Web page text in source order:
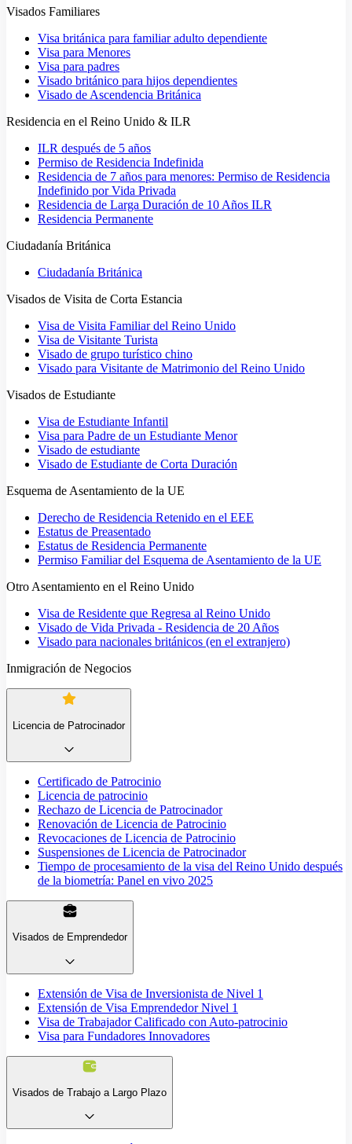
Visados Familiares
Visa británica para familiar adulto dependiente
Visa para Menores
Visa para padres
Visado británico para hijos dependientes
Visado de Ascendencia Británica
Residencia en el Reino Unido & ILR
ILR después de 5 años
Permiso de Residencia Indefinida
Residencia de 7 años para menores: Permiso de Residencia
Indefinido por Vida Privada
Residencia de Larga Duración de 10 Años ILR
Residencia Permanente
Ciudadanía Británica
Ciudadanía Británica
Visados de Visita de Corta Estancia
Visa de Visita Familiar del Reino Unido
Visa de Visitante Turista
Visado de grupo turístico chino
Visado para Visitante de Matrimonio del Reino Unido
Visados de Estudiante
Visa de Estudiante Infantil
Visa para Padre de un Estudiante Menor
Visado de estudiante
Visado de Estudiante de Corta Duración
Esquema de Asentamiento de la UE
Derecho de Residencia Retenido en el EEE
Estatus de Preasentado
Estatus de Residencia Permanente
Permiso Familiar del Esquema de Asentamiento de la UE
Otro Asentamiento en el Reino Unido
Visa de Residente que Regresa al Reino Unido
Visado de Vida Privada - Residencia de 20 Años
Visado para nacionales británicos (en el extranjero)
Inmigración de Negocios
Licencia de Patrocinador
Certificado de Patrocinio
Licencia de patrocinio
Rechazo de Licencia de Patrocinador
Renovación de Licencia de Patrocinio
Revocaciones de Licencia de Patrocinio
Suspensiones de Licencia de Patrocinador
Tiempo de procesamiento de la visa del Reino Unido después
de la biometría: Panel en vivo 2025
Visados de Emprendedor
Extensión de Visa de Inversionista de Nivel 1
Extensión de Visa Emprendedor Nivel 1
Visa de Trabajador Calificado con Auto-patrocinio
Visa para Fundadores Innovadores
Visados de Trabajo a Largo Plazo